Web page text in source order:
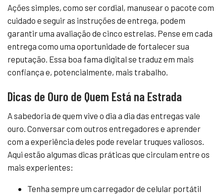
Ações simples, como ser cordial, manusear o pacote com
cuidado e seguir as instruções de entrega, podem
garantir uma avaliação de cinco estrelas. Pense em cada
entrega como uma oportunidade de fortalecer sua
reputação. Essa boa fama digital se traduz em mais
confiança e, potencialmente, mais trabalho.
Dicas de Ouro de Quem Está na Estrada
A sabedoria de quem vive o dia a dia das entregas vale
ouro. Conversar com outros entregadores e aprender
com a experiência deles pode revelar truques valiosos.
Aqui estão algumas dicas práticas que circulam entre os
mais experientes:
Tenha sempre um carregador de celular portátil